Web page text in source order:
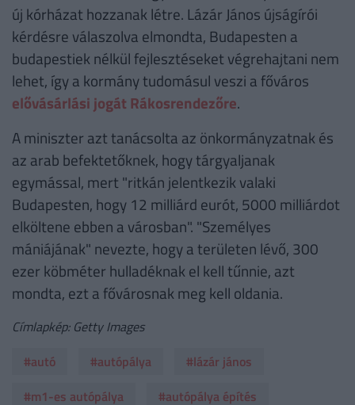
új kórházat hozzanak létre. Lázár János újságírói
kérdésre válaszolva elmondta, Budapesten a
budapestiek nélkül fejlesztéseket végrehajtani nem
lehet, így a kormány tudomásul veszi a főváros
elővásárlási jogát Rákosrendezőre.
A miniszter azt tanácsolta az önkormányzatnak és
az arab befektetőknek, hogy tárgyaljanak
egymással, mert "ritkán jelentkezik valaki
Budapesten, hogy 12 milliárd eurót, 5000 milliárdot
elköltene ebben a városban". "Személyes
mániájának" nevezte, hogy a területen lévő, 300
ezer köbméter hulladéknak el kell tűnnie, azt
mondta, ezt a fővárosnak meg kell oldania.
Címlapkép: Getty Images
#autó
#autópálya
#lázár jános
#m1-es autópálya
#autópálya építés